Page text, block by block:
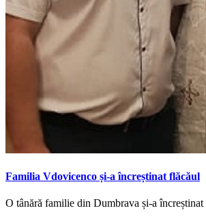
Familia Vdovicenco și-a încreștinat flăcăul
O tânără familie din Dumbrava și-a